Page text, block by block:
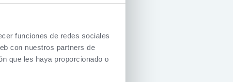
funciones de redes sociales
con nuestros partners de
que les haya proporcionado o
si desea
adicional.
versión actual.